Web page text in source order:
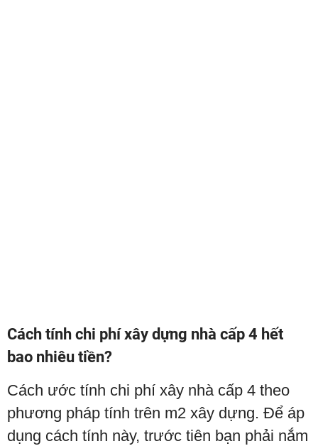
Cách tính chi phí xây dựng nhà cấp 4 hết
bao nhiêu tiền?
Cách ước tính chi phí xây nhà cấp 4 theo
phương pháp tính trên m2 xây dựng. Để áp
dụng cách tính này, trước tiên bạn phải nắm